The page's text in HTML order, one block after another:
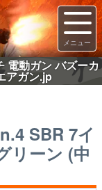
電動ガン バズーカ
アガン.jp
SBR 7イ
リーン (中